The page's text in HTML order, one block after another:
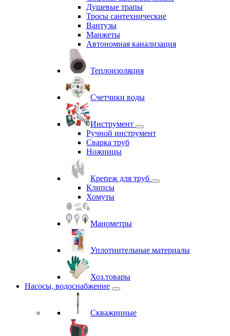
Душевые трапы
Тросы сантехнические
Вантузы
Манжеты
Автономная канализация
Теплоизоляция
Счетчики воды
Инструмент
Ручной инструмент
Сварка труб
Ножницы
Крепеж для труб
Клипсы
Хомуты
Манометры
Уплотнительные материалы
Хоз.товары
Насосы, водоснабжение
Скважинные